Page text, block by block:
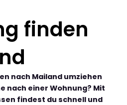
finden
nach Mailand umziehen
nach einer Wohnung? Mit
findest du schnell und